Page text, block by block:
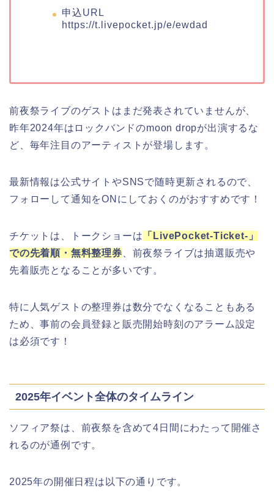
申込URL
https://t.livepocket.jp/e/ewdad
前夜祭ライブのゲストはまだ発表されていませんが、
昨年2024年はロックバンドのmoon dropが出演するな
ど、毎年注目のアーティストが登場します。
最新情報は公式サイトやSNSで随時更新されるので、
フォローして通知をONにしておくのがおすすめです！
チケットは、トークショーは 「LivePocket-Ticket-」
での先着順・無料整理券 、前夜祭ライブは抽選販売や
先着販売となることが多いです。
特に人気ゲストの整理券は数分でなくなることもある
ため、事前の会員登録と販売開始時刻のアラーム設定
は必須です！
2025年イベント全体のタイムライン
ソフィア祭は、前夜祭を含めて4日間にわたって開催さ
れるのが通例です。
2025年の開催日程は以下の通りです。